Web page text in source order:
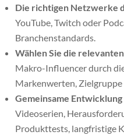
Die richtigen Netzwerke
YouTube, Twitch oder
Branchenstandards.
Wählen Sie die
Makro-Influencer durch
Markenwerten, Zielgruppe
Gemeinsame
Videoserien,
Produkttests, langfristige